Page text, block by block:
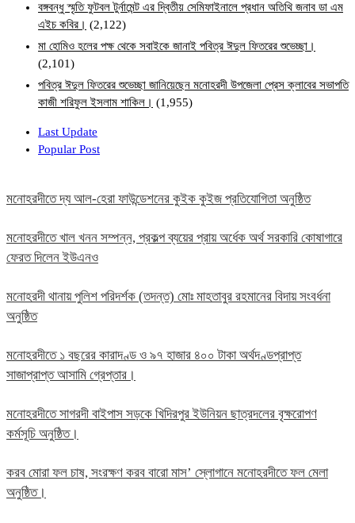
বঙ্গবন্ধু স্মৃতি ফুটবল টুর্নামেন্ট এর দ্বিতীয় সেমিফাইনালে প্রধান অতিথি জনাব ডা এম
এইচ কবির। (2,122)
মা হোমিও হলের পক্ষ থেকে সবাইকে জানাই পবিত্র ঈদুল ফিতরের শুভেচ্ছা।
(2,101)
পবিত্র ঈদুল ফিতরের শুভেচ্ছা জানিয়েছেন মনোহরদী উপজেলা প্রেস ক্লাবের সভাপতি
কাজী শরিফুল ইসলাম শাকিল। (1,955)
Last Update
Popular Post
মনোহরদীতে দ্য আল-হেরা ফাউন্ডেশনের কুইক কুইজ প্রতিযোগিতা অনুষ্ঠিত
মনোহরদীতে খাল খনন সম্পন্ন, প্রকল্প ব্যয়ের প্রায় অর্ধেক অর্থ সরকারি কোষাগারে
ফেরত দিলেন ইউএনও
মনোহরদী থানায় পুলিশ পরিদর্শক (তদন্ত) মোঃ মাহতাবুর রহমানের বিদায় সংবর্ধনা
অনুষ্ঠিত
মনোহরদীতে ১ বছরের কারাদণ্ড ও ৯৭ হাজার ৪০০ টাকা অর্থদণ্ডপ্রাপ্ত
সাজাপ্রাপ্ত আসামি গ্রেপ্তার।
মনোহরদীতে সাগরদী বাইপাস সড়কে খিদিরপুর ইউনিয়ন ছাত্রদলের বৃক্ষরোপণ
কর্মসূচি অনুষ্ঠিত।
করব মোরা ফল চাষ, সংরক্ষণ করব বারো মাস’ স্লোগানে মনোহরদীতে ফল মেলা
অনুষ্ঠিত।